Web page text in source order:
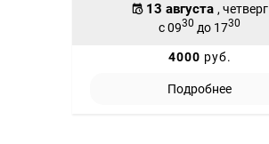
13 августа , четверг
с 0930 до 1730
4000 руб.
Подробнее